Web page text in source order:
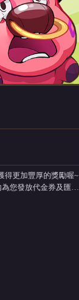
得更加豐厚的獎勵喔~
您發放代金券及匯款